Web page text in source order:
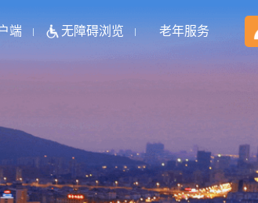
端 无障碍浏览 老年服务